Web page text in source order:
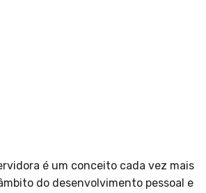
é um conceito cada vez mais
do desenvolvimento pessoal e